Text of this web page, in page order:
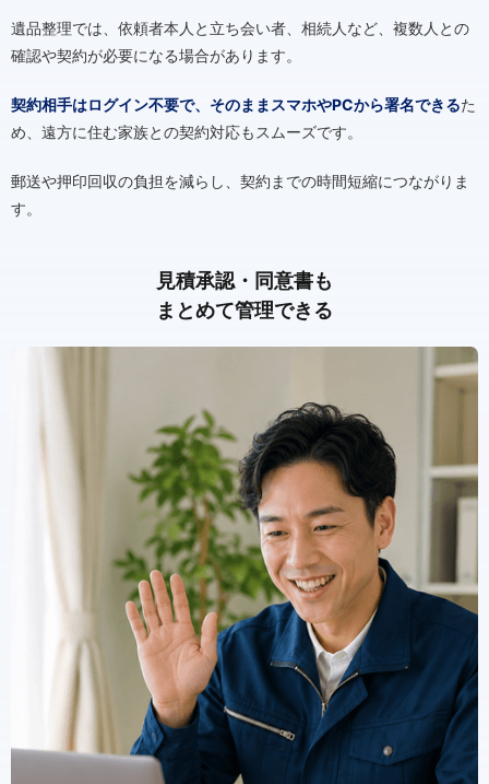
遺品整理では、依頼者本人と立ち会い者、相続人など、複数人との
確認や契約が必要になる場合があります。
契約相手はログイン不要で、そのままスマホやPCから署名できるた
め、遠方に住む家族との契約対応もスムーズです。
郵送や押印回収の負担を減らし、契約までの時間短縮につながりま
す。
見積承認・同意書も
まとめて管理できる